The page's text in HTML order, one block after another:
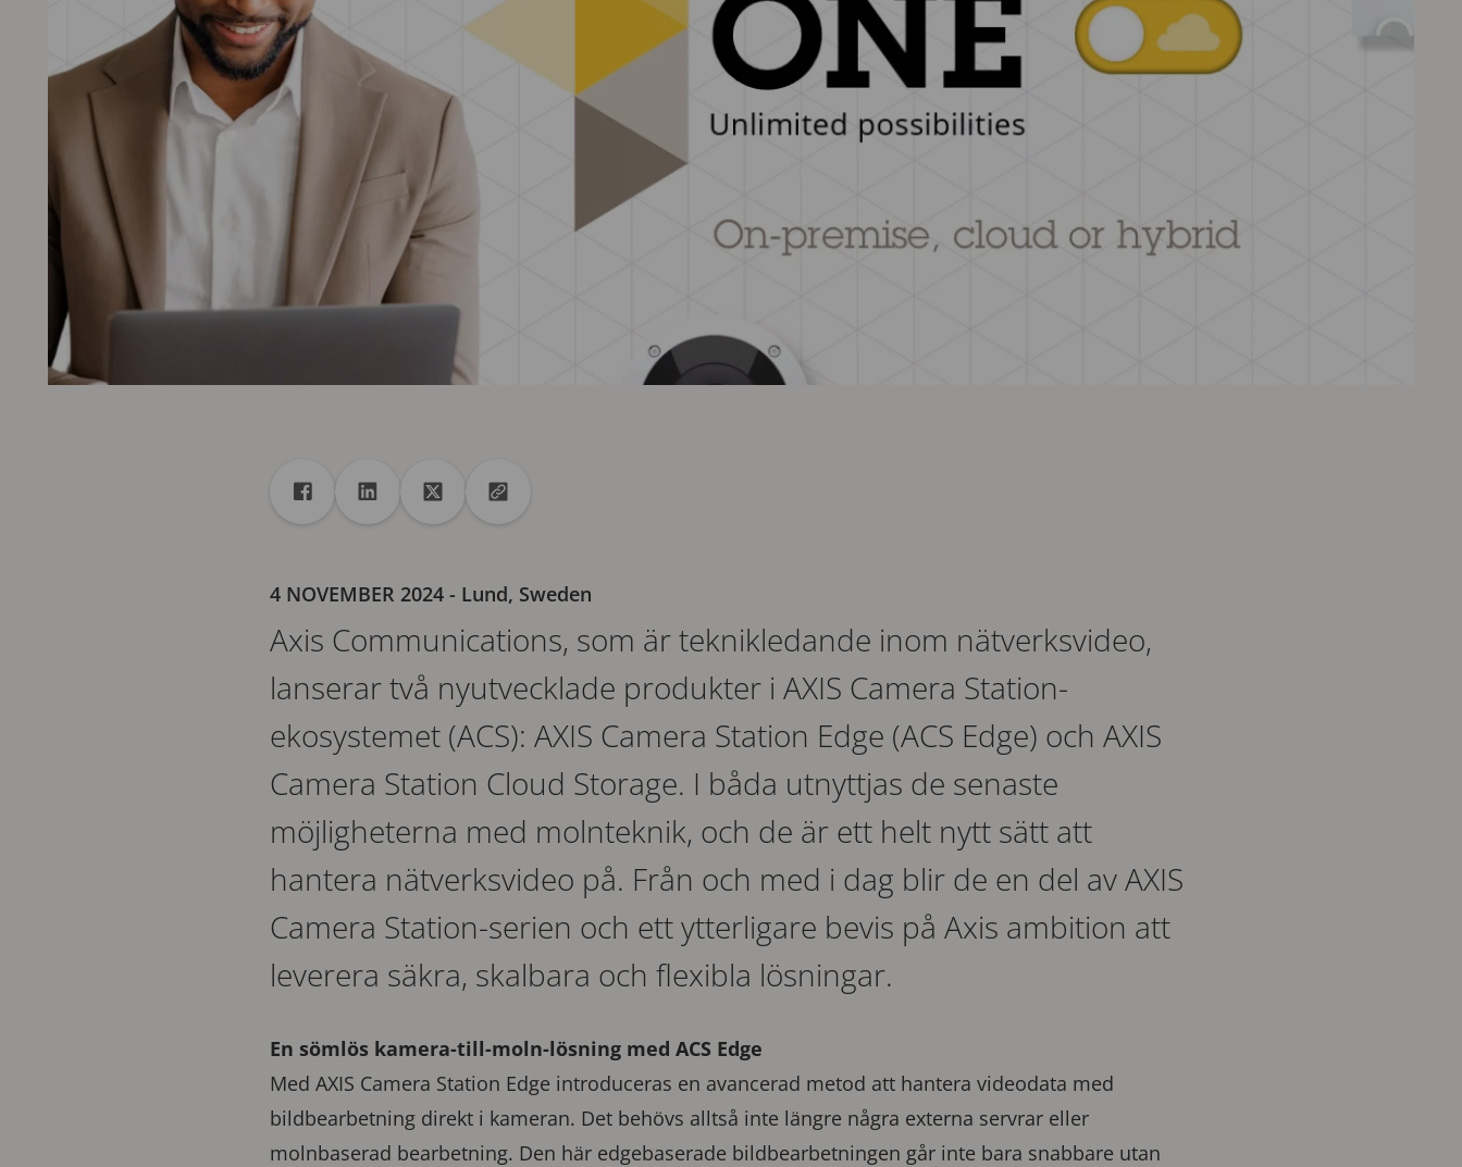
DelaDela till Facebook
Dela till Linkedin
Dela till XKopiera url till urklipp
4 NOVEMBER 2024 - Lund, Sweden
Axis Communications, som är teknikledande inom nätverksvideo,
lanserar två nyutvecklade produkter i AXIS Camera Station-
ekosystemet (ACS): AXIS Camera Station Edge (ACS Edge) och AXIS
Camera Station Cloud Storage. I båda utnyttjas de senaste
möjligheterna med molnteknik, och de är ett helt nytt sätt att
hantera nätverksvideo på. Från och med i dag blir de en del av AXIS
Camera Station-serien och ett ytterligare bevis på Axis ambition att
leverera säkra, skalbara och flexibla lösningar.
En sömlös kamera-till-moln-lösning med ACS Edge
Med AXIS Camera Station Edge introduceras en avancerad metod att hantera videodata med
bildbearbetning direkt i kameran. Det behövs alltså inte längre några externa servrar eller
molnbaserad bearbetning. Den här edgebaserade bildbearbetningen går inte bara snabbare utan